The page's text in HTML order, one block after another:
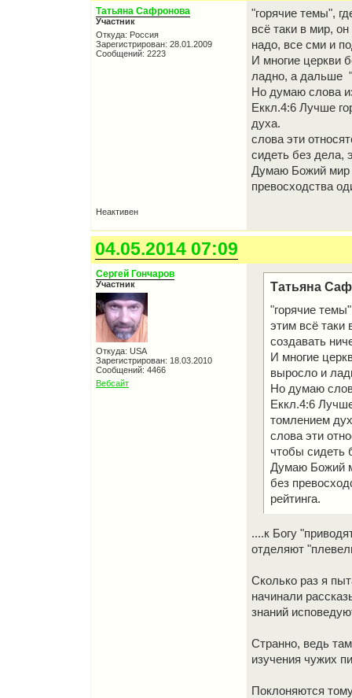
Татьяна Сафронова
Участник
Откуда: Россия
Зарегистрирован: 28.01.2009
Сообщений: 2223
"горячие темы",
всё таки в мир,
надо, все сми и
И многие церкви
ладно, а дальше
Но думаю слова
Еккл.4:6 Лучше
духа.
слова эти
сидеть без дела,
Думаю Божий мир
превосходства
Неактивен
04.05.2014 07:09
Сергей Гончаров
Участник
Откуда: USA
Зарегистрирован: 18.03.2010
Сообщений: 4466
Вебсайт
Татьяна
"горячие
этим всё таки
создавать
И многие
выросло и
Но думаю
Еккл.4:6
томлением
слова эти
чтобы сидеть
Думаю Божий
без
рейтинга.
....к Богу
отделяют
Сколько раз я
начинали
знаний
Странно, ведь
изучения чужих
Поклоняются